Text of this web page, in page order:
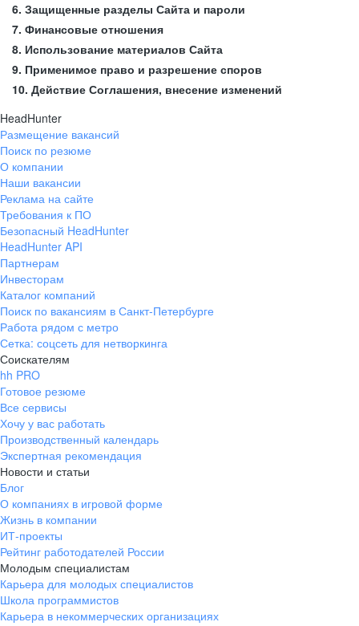
6. Защищенные разделы Сайта и пароли
7. Финансовые отношения
8. Использование материалов Сайта
9. Применимое право и разрешение споров
10. Действие Соглашения, внесение изменений
HeadHunter
Размещение вакансий
Поиск по резюме
О компании
Наши вакансии
Реклама на сайте
Требования к ПО
Безопасный HeadHunter
HeadHunter API
Партнерам
Инвесторам
Каталог компаний
Поиск по вакансиям в Санкт-Петербурге
Работа рядом с метро
Сетка: соцсеть для нетворкинга
Соискателям
hh PRO
Готовое резюме
Все сервисы
Хочу у вас работать
Производственный календарь
Экспертная рекомендация
Новости и статьи
Блог
О компаниях в игровой форме
Жизнь в компании
ИТ-проекты
Рейтинг работодателей России
Молодым специалистам
Карьера для молодых специалистов
Школа программистов
Карьера в некоммерческих организациях